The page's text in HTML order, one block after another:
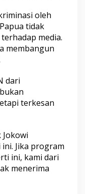
oleh
tidak
media.
membangun
dari
terkesan
Jika program
ini, kami dari
menerima